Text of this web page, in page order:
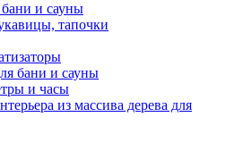
и сауны
тапочки
бани и сауны
и часы
из массива дерева для